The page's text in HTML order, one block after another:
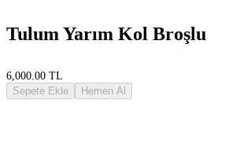
Tulum Yarım Kol Broşlu
6,000.00 TL
Sepete Ekle
Hemen Al